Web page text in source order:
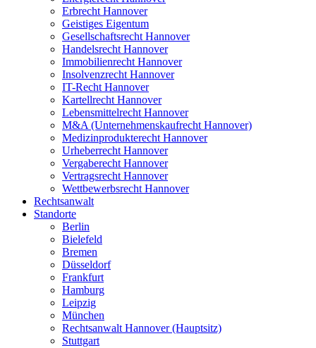
Erbrecht Hannover
Geistiges Eigentum
Gesellschaftsrecht Hannover
Handelsrecht Hannover
Immobilienrecht Hannover
Insolvenzrecht Hannover
IT-Recht Hannover
Kartellrecht Hannover
Lebensmittelrecht Hannover
M&A (Unternehmenskaufrecht Hannover)
Medizinprodukterecht Hannover
Urheberrecht Hannover
Vergaberecht Hannover
Vertragsrecht Hannover
Wettbewerbsrecht Hannover
Rechtsanwalt
Standorte
Berlin
Bielefeld
Bremen
Düsseldorf
Frankfurt
Hamburg
Leipzig
München
Rechtsanwalt Hannover (Hauptsitz)
Stuttgart